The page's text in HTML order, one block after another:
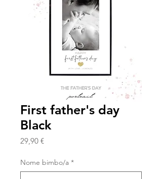
First father's day
Black
29,90 €Prezzo
Nome bimbo/a *